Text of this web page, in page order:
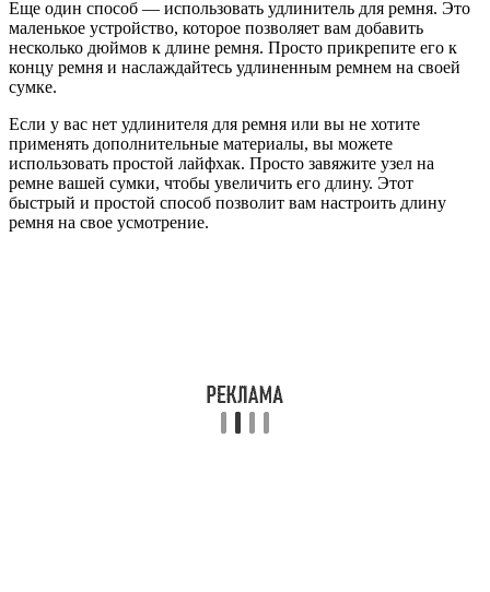
Еще один способ — использовать удлинитель для ремня. Это
маленькое устройство, которое позволяет вам добавить
несколько дюймов к длине ремня. Просто прикрепите его к
концу ремня и наслаждайтесь удлиненным ремнем на своей
сумке.
Если у вас нет удлинителя для ремня или вы не хотите
применять дополнительные материалы, вы можете
использовать простой лайфхак. Просто завяжите узел на
ремне вашей сумки, чтобы увеличить его длину. Этот
быстрый и простой способ позволит вам настроить длину
ремня на свое усмотрение.